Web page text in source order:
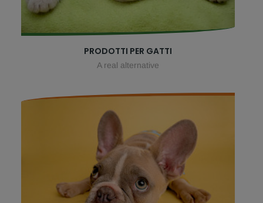
PRODOTTI PER GATTI
A real alternative